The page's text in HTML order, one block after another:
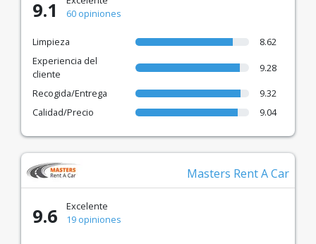
9.1
60 opiniones
Limpieza
8.62
Experiencia del
cliente
9.28
Recogida/Entrega
9.32
Calidad/Precio
9.04
Masters Rent A Car
9.6
Excelente
19 opiniones